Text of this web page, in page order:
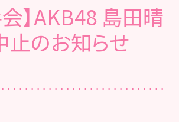
会】AKB48 島田晴
止のお知らせ